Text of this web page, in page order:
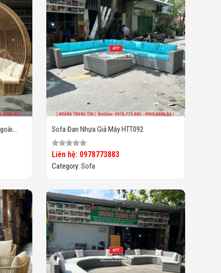
Sofa Đan Nhựa Giả Mây HTT092
Liên hệ: 0978773883
Category: Sofa